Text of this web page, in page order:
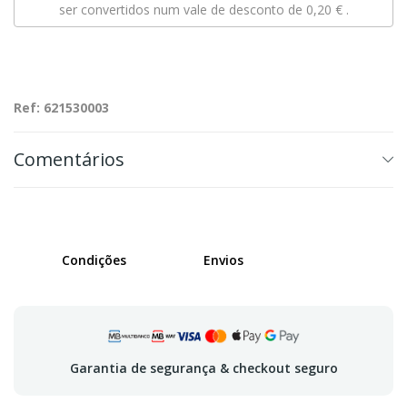
ser convertidos num vale de desconto de 0,20 €.
Ref: 621530003
Comentários
Condições Envios
Garantia de segurança & checkout seguro